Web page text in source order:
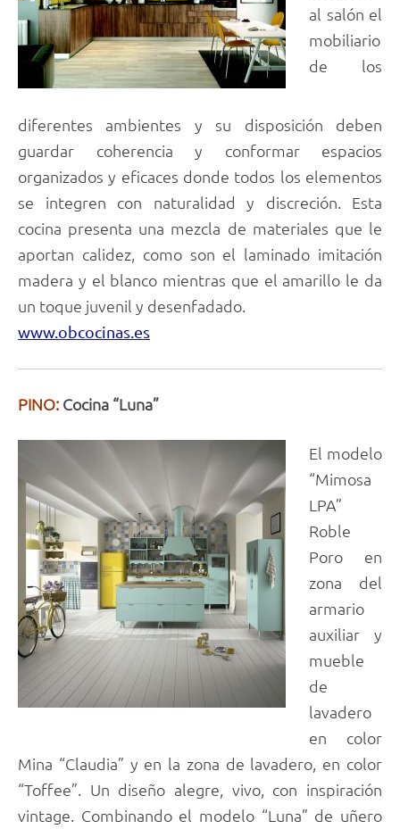
al salón el
mobiliario
de los
diferentes ambientes y su disposición deben
guardar coherencia y conformar espacios
organizados y eficaces donde todos los elementos
se integren con naturalidad y discreción. Esta
cocina presenta una mezcla de materiales que le
aportan calidez, como son el laminado imitación
madera y el blanco mientras que el amarillo le da
un toque juvenil y desenfadado.
www.obcocinas.es
PINO: Cocina “Luna”
El modelo
“Mimosa
LPA”
Roble
Poro en
zona del
armario
auxiliar y
mueble
de
lavadero
en color
Mina “Claudia” y en la zona de lavadero, en color
“Toffee”. Un diseño alegre, vivo, con inspiración
vintage. Combinando el modelo “Luna” de uñero